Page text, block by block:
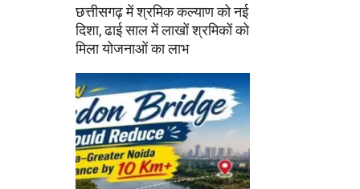
छत्तीसगढ़ में श्रमिक कल्याण को नई
दिशा, ढाई साल में लाखों श्रमिकों को
मिला योजनाओं का लाभ